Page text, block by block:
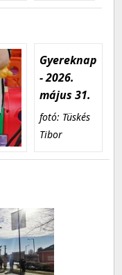
Gyereknap
- 2026.
május 31.
fotó: Tüskés
Tibor